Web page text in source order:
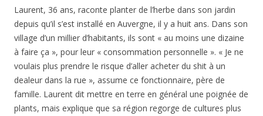
Laurent, 36 ans, raconte planter de l’herbe dans son jardin
depuis qu’il s’est installé en Auvergne, il y a huit ans. Dans son
village d’un millier d’habitants, ils sont « au moins une dizaine
à faire ça », pour leur « consommation personnelle ». « Je ne
voulais plus prendre le risque d’aller acheter du shit à un
dealeur dans la rue », assume ce fonctionnaire, père de
famille. Laurent dit mettre en terre en général une poignée de
plants, mais explique que sa région regorge de cultures plus